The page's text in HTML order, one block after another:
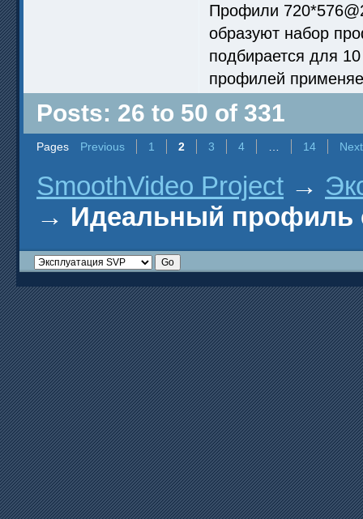
Профили
образуют набор
подбирается для
профилей
Posts: 26 to 50 of 331
Pages Previous 1 2 3 4 14 Next
SmoothVideo Project →
→ Идеальный профиль